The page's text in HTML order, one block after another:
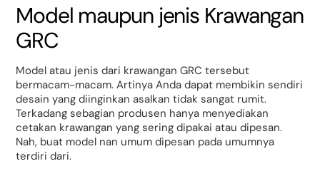
Model maupun jenis Krawangan
GRC
Model atau jenis dari krawangan GRC tersebut
bermacam-macam. Artinya Anda dapat membikin sendiri
desain yang diinginkan asalkan tidak sangat rumit.
Terkadang sebagian produsen hanya menyediakan
cetakan krawangan yang sering dipakai atau dipesan.
Nah, buat model nan umum dipesan pada umumnya
terdiri dari.